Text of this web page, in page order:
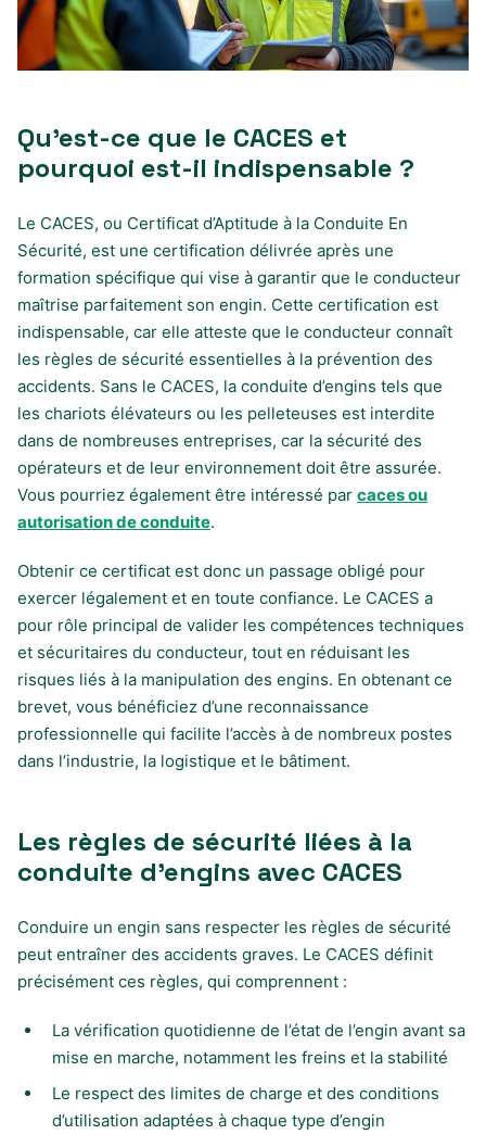
Qu’est-ce que le CACES et
pourquoi est-il indispensable ?
Le CACES, ou Certificat d’Aptitude à la Conduite En
Sécurité, est une certification délivrée après une
formation spécifique qui vise à garantir que le conducteur
maîtrise parfaitement son engin. Cette certification est
indispensable, car elle atteste que le conducteur connaît
les règles de sécurité essentielles à la prévention des
accidents. Sans le CACES, la conduite d’engins tels que
les chariots élévateurs ou les pelleteuses est interdite
dans de nombreuses entreprises, car la sécurité des
opérateurs et de leur environnement doit être assurée.
Vous pourriez également être intéressé par caces ou
autorisation de conduite.
Obtenir ce certificat est donc un passage obligé pour
exercer légalement et en toute confiance. Le CACES a
pour rôle principal de valider les compétences techniques
et sécuritaires du conducteur, tout en réduisant les
risques liés à la manipulation des engins. En obtenant ce
brevet, vous bénéficiez d’une reconnaissance
professionnelle qui facilite l’accès à de nombreux postes
dans l’industrie, la logistique et le bâtiment.
Les règles de sécurité liées à la
conduite d’engins avec CACES
Conduire un engin sans respecter les règles de sécurité
peut entraîner des accidents graves. Le CACES définit
précisément ces règles, qui comprennent :
La vérification quotidienne de l’état de l’engin avant sa
mise en marche, notamment les freins et la stabilité
Le respect des limites de charge et des conditions
d’utilisation adaptées à chaque type d’engin